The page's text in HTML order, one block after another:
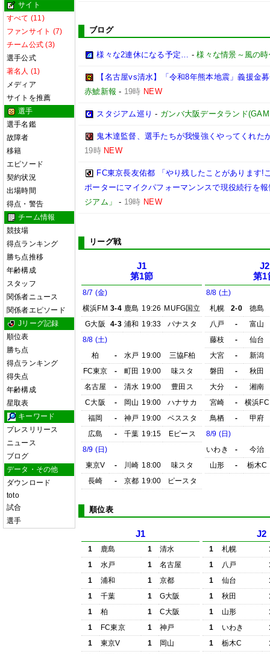
サイト
すべて (11)
ファンサイト (7)
チーム公式 (3)
選手公式
著名人 (1)
メディア
サイトを推薦
選手
選手名鑑
故障者
移籍
エピソード
契約状況
出場時間
得点・警告
チーム情報
競技場
得点ランキング
勝ち点推移
年齢構成
スタッフ
関係者ニュース
関係者エピソード
Jリーグ記録
順位表
勝ち点
得点ランキング
得失点
年齢構成
星取表
キーワード
プレスリリース
ニュース
ブログ
データ・その他
ダウンロード
toto
試合
選手
ブログ
様々な2連休になる予定… -様々な情景～風の
【名古屋vs清水】「令和8年熊本地震」義援金
赤鯱新報 - 19時 NEW
スタジアム巡り - ガンバ大阪データランド
鬼木達監督、選手たちが我慢強くやってくれた
19時 NEW
FC東京長友佑都 「やり残したことがあります!
ポーターにマイクパフォーマンンスで現役続行を報
ジアム」
- 19時 NEW
リーグ戦
J1
第1節
8/7 (金)
横浜FM 3-4 鹿島 19:26 MUFG国立
G大阪
4-3 浦和 19:33
パナスタ
8/8 (土)
柏
- 水戸 19:00
三協F柏
FC東京
- 町田 19:00
味スタ
名古屋
- 清水 19:00
豊田ス
C大阪
- 岡山 19:00
ハナサカ
福岡
- 神戸 19:00
ベススタ
広島
- 千葉 19:15
Eピース
8/9 (日)
東京V
- 川崎 18:00
味スタ
長崎
- 京都 19:00 ピースタ
J2
第1
8/8 (土)
札幌
2-0
徳島
八戸
-
富山
藤枝
-
仙台
大宮
-
新潟
磐田
-
秋田
大分
-
湘南
宮崎
-
横浜FC
鳥栖
-
甲府
8/9 (日)
いわき
-
今治
山形
- 栃木C
順位表
J1
1 鹿島 1
清水
1
水戸 1
名古屋
1
浦和 1
京都
1
千葉 1
G大阪
1
柏 1
C大阪
1
FC東京 1
神戸
1
東京V 1
岡山
J2
1 札幌
1
八戸
1
仙台
1
秋田
1
山形
1
いわき
1
栃木C